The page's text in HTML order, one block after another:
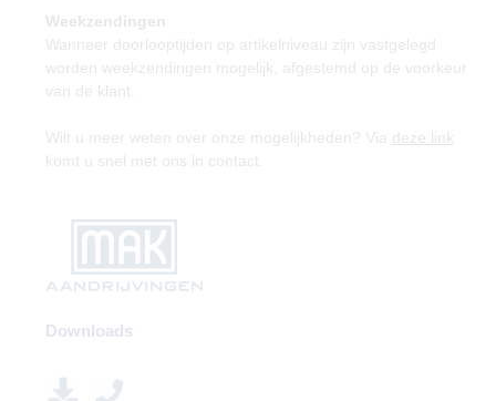
Weekzendingen
Wanneer doorlooptijden op artikelniveau zijn vastgelegd
worden weekzendingen mogelijk, afgestemd op de voorkeur
van de klant.
Wilt u meer weten over onze mogelijkheden? Via
deze link
komt u snel met ons in contact.
Downloads